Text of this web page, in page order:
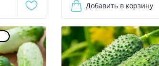
Добавить в корзину